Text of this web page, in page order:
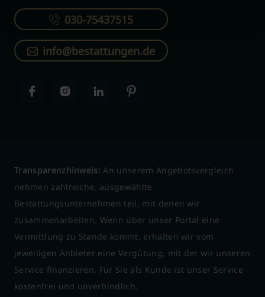
030-75437515
info@bestattungen.de
Transparenzhinweis: An unserem Angebotsvergleich
nehmen zahlreiche, ausgewählte
Bestattungsunternehmen teil, mit denen wir
zusammenarbeiten. Wenn über unser Portal eine
Vermittlung zu Stande kommt, erhalten wir vom
jeweiligen Anbieter eine Vergütung, mit der wir unseren
Service finanzieren. Für Sie als Kunde ist unser Service
kostenfrei und unverbindlich.